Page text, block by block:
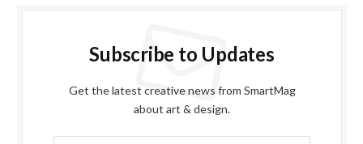
Subscribe to Updates
Get the latest creative news from SmartMag
about art & design.